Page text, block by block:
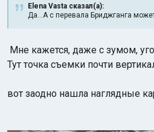
Elena Vasta сказал(а):
Да...А с перевала Бриджганга
Мне кажется, даже с зумом,
Тут точка съемки почти
вот заодно нашла наглядные